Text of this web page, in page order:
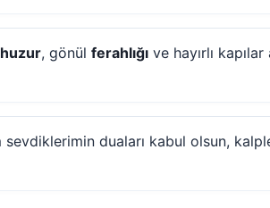
huzur, gönül ferahlığı ve hayırlı
duaları kabul olsun,